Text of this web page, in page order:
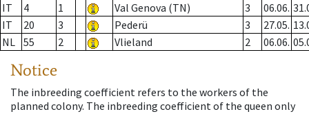
IT
4 1 Val Genova (TN) 3 06.06.
IT
20 3 Pederü 3 27.05.
NL 55 2 Vlieland 2 06.06.
Notice
The inbreeding coefficient refers to the workers of the
planned colony. The inbreeding coefficient of the queen only